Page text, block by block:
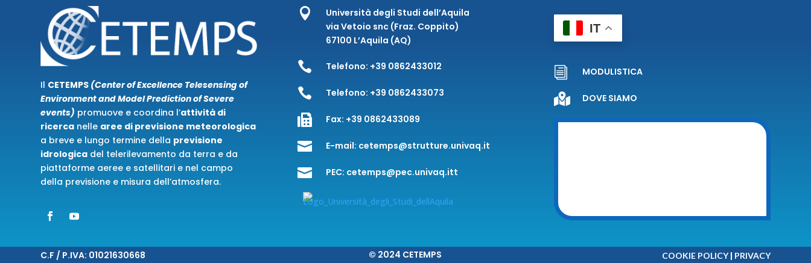
Il CETEMPS (Center of Excellence Telesensing of
Environment and Model Prediction of Severe
events) promuove e coordina l’attività di
ricerca nelle aree di previsione meteorologica
a breve e lungo termine della previsione
idrologica del telerilevamento da terra e da
piattaforme aeree e satellitari e nel campo
della previsione e misura dell’atmosfera.

Università degli Studi dell’Aquila
via Vetoio snc (Fraz. Coppito)
67100 L’Aquila (AQ)
 Telefono: +39 0862433012
 Telefono: +39 0862433073
 Fax: +39 0862433089
 E-mail: cetemps@strutture.univaq.it
 PEC: cetemps@pec.univaq.itt
IT
i MODULISTICA
 DOVE SIAMO
C.F / P.IVA: 01021630668 © 2024 CETEMPS COOKIE POLICY| PRIVACY